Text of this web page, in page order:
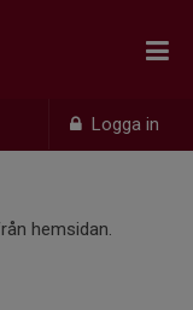
Logga in
hemsidan.